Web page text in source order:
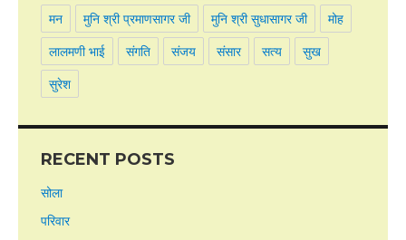
मन मुनि श्री प्रमाणसागर जी मुनि श्री सुधासागर जी मोह
लालमणी भाई संगति संजय संसार सत्य सुख
सुरेश
RECENT POSTS
सोला
परिवार